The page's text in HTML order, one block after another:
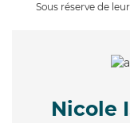
Sous réserve de
Nicole